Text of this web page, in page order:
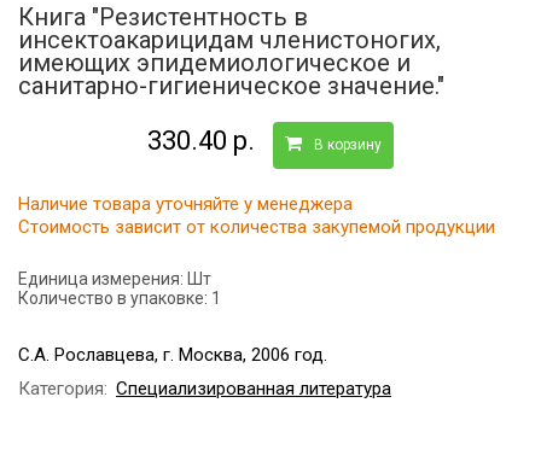
Книга "Резистентность в
инсектоакарицидам членистоногих,
имеющих эпидемиологическое и
санитарно-гигиеническое значение."
330.40 р. В корзину
Наличие товара уточняйте у менеджера
Стоимость зависит от количества закупемой продукции
Единица измерения: Шт
Количество в упаковке: 1
С.А. Рославцева, г. Москва, 2006 год.
Категория: Специализированная литература